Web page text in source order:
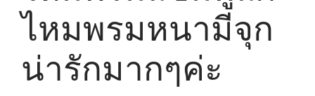
ไหมพรมหนามีจุก
น่ารักมากๆค่ะ